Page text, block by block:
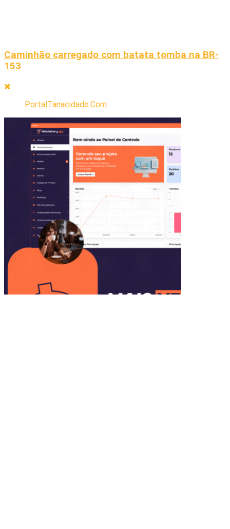
Caminhão carregado com batata tomba na BR-
153
PortalTanacidade.Com